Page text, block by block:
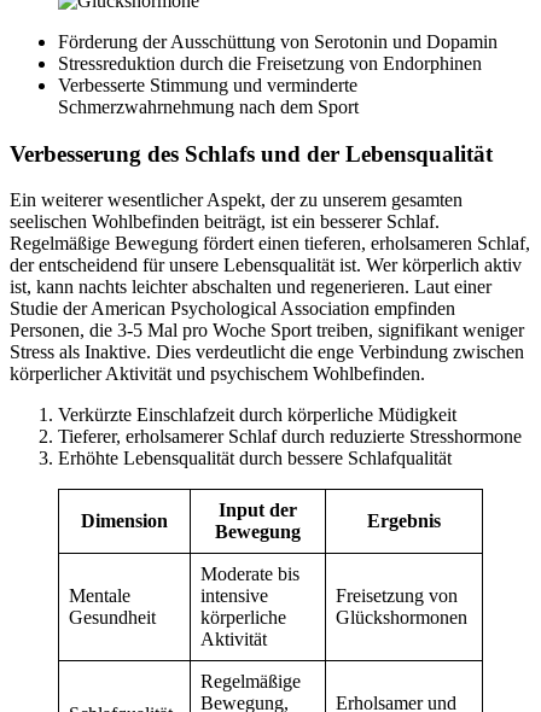
Förderung der Ausschüttung von Serotonin und Dopamin
Stressreduktion durch die Freisetzung von Endorphinen
Verbesserte Stimmung und verminderte
Schmerzwahrnehmung nach dem Sport
Verbesserung des Schlafs und der Lebensqualität
Ein weiterer wesentlicher Aspekt, der zu unserem gesamten
seelischen Wohlbefinden beiträgt, ist ein besserer Schlaf.
Regelmäßige Bewegung fördert einen tieferen, erholsameren Schlaf,
der entscheidend für unsere Lebensqualität ist. Wer körperlich aktiv
ist, kann nachts leichter abschalten und regenerieren. Laut einer
Studie der American Psychological Association empfinden
Personen, die 3-5 Mal pro Woche Sport treiben, signifikant weniger
Stress als Inaktive. Dies verdeutlicht die enge Verbindung zwischen
körperlicher Aktivität und psychischem Wohlbefinden.
Verkürzte Einschlafzeit durch körperliche Müdigkeit
Tieferer, erholsamerer Schlaf durch reduzierte Stresshormone
Erhöhte Lebensqualität durch bessere Schlafqualität
Dimension
Input der
Bewegung
Ergebnis
Mentale
Gesundheit
Moderate bis
intensive
körperliche
Aktivität
Freisetzung von
Glückshormonen
Regelmäßige
Bewegung,
Erholsamer und